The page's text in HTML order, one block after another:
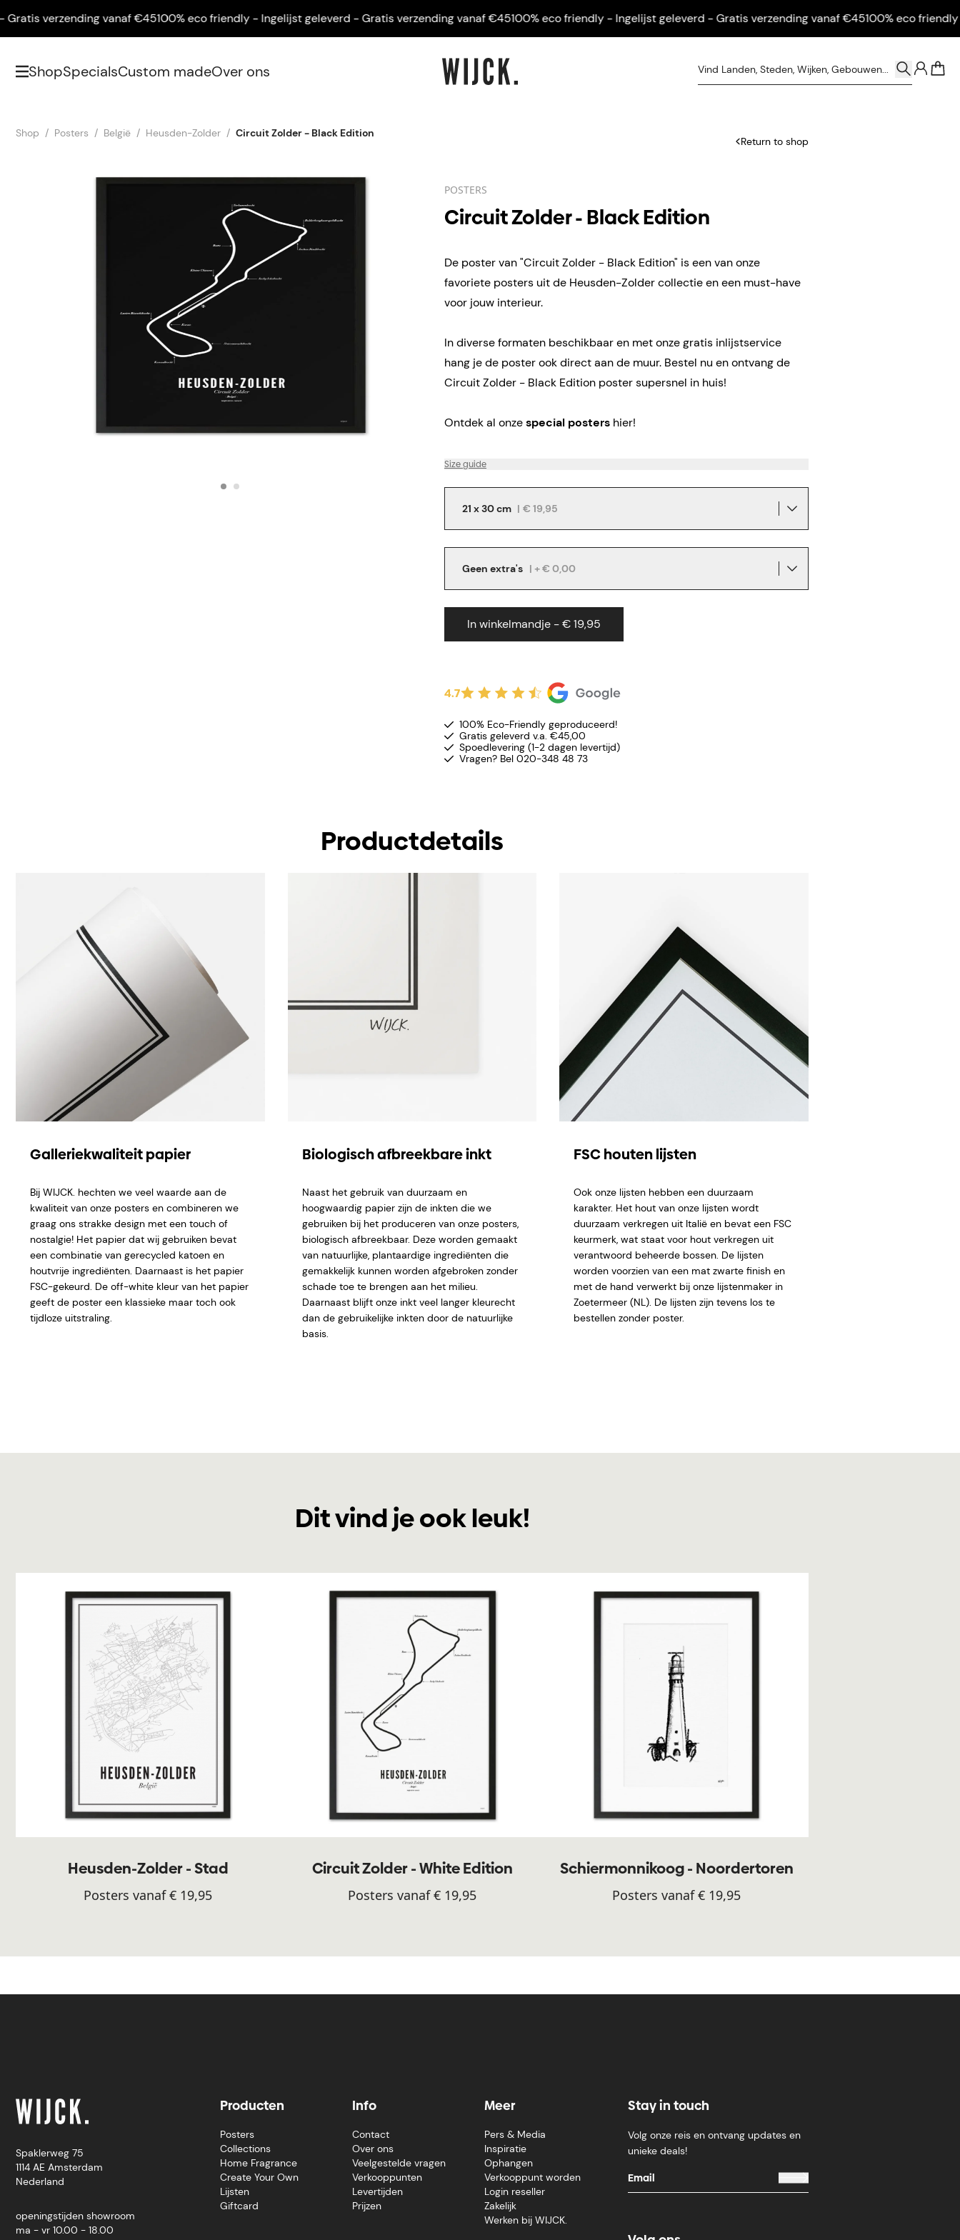
verzending vanaf €45100% eco friendly - Ingelijst geleverd - Gratis verzending vanaf €45100% eco friendly - Ingelijst geleverd - Gratis verzending vanaf €45100% eco friendly -
ShopSpecialsCustom madeOver ons
Shop Posters België Heusden-Zolder Circuit Zolder - Black Edition
Return to shop
POSTERS
Circuit Zolder - Black Edition
De poster van "Circuit Zolder - Black Edition" is een van onze
favoriete posters uit de Heusden-Zolder collectie en een must-have
voor jouw interieur.
In diverse formaten beschikbaar en met onze gratis inlijstservice
hang je de poster ook direct aan de muur. Bestel nu en ontvang de
Circuit Zolder - Black Edition poster supersnel in huis!
Ontdek al onzespecial posters hier!
Size guide
21 x 30 cm | € 19,95
Geen extra's | + € 0,00
In winkelmandje - € 19,95
4.7
100% Eco-Friendly geproduceerd!
Gratis geleverd v.a. €45,00
Spoedlevering (1-2 dagen levertijd)
Vragen? Bel 020-348 48 73
Productdetails
Galleriekwaliteit papier
Bij WIJCK. hechten we veel waarde aan de
kwaliteit van onze posters en combineren we
graag ons strakke design met een touch of
nostalgie! Het papier dat wij gebruiken bevat
een combinatie van gerecycled katoen en
houtvrije ingrediënten. Daarnaast is het papier
FSC-gekeurd. De off-white kleur van het papier
geeft de poster een klassieke maar toch ook
tijdloze uitstraling.
Biologisch afbreekbare inkt
Naast het gebruik van duurzaam en
hoogwaardig papier zijn de inkten die we
gebruiken bij het produceren van onze posters,
biologisch afbreekbaar. Deze worden gemaakt
van natuurlijke, plantaardige ingrediënten die
gemakkelijk kunnen worden afgebroken zonder
schade toe te brengen aan het milieu.
Daarnaast blijft onze inkt veel langer kleurecht
dan de gebruikelijke inkten door de natuurlijke
basis.
FSC houten lijsten
Ook onze lijsten hebben een duurzaam
karakter. Het hout van onze lijsten wordt
duurzaam verkregen uit Italië en bevat een FSC
keurmerk, wat staat voor hout verkregen uit
verantwoord beheerde bossen. De lijsten
worden voorzien van een mat zwarte finish en
met de hand verwerkt bij onze lijstenmaker in
Zoetermeer (NL). De lijsten zijn tevens los te
bestellen zonder poster.
Dit vind je ook leuk!
Heusden-Zolder - Stad
Posters vanaf € 19,95
Circuit Zolder - White Edition
Posters vanaf € 19,95
Schiermonnikoog - Noordertoren
Posters vanaf € 19,95
Spaklerweg 75
1114 AE Amsterdam
Nederland
openingstijden showroom
ma - vr 10.00 - 18.00
Producten
Posters
Collections
Home Fragrance
Create Your Own
Lijsten
Giftcard
Info
Contact
Over ons
Veelgestelde vragen
Verkooppunten
Levertijden
Prijzen
Meer
Pers & Media
Inspiratie
Ophangen
Verkooppunt worden
Login reseller
Zakelijk
Werken bij WIJCK.
Stay in touch
Volg onze reis en ontvang updates en
unieke deals!